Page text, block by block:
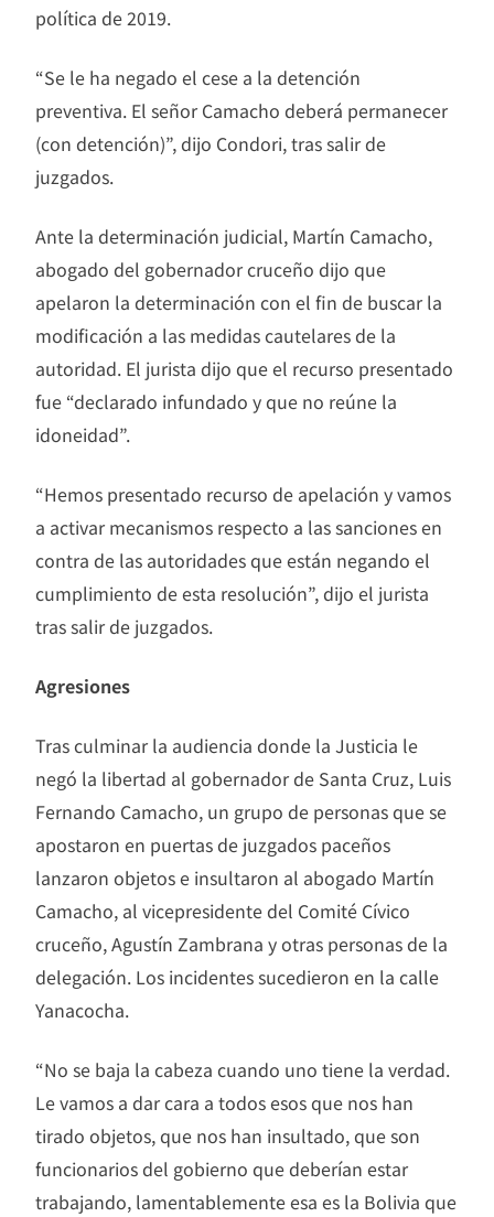
política de 2019.
“Se le ha negado el cese a la detención
preventiva. El señor Camacho deberá permanecer
(con detención)”, dijo Condori, tras salir de
juzgados.
Ante la determinación judicial, Martín Camacho,
abogado del gobernador cruceño dijo que
apelaron la determinación con el fin de buscar la
modificación a las medidas cautelares de la
autoridad. El jurista dijo que el recurso presentado
fue “declarado infundado y que no reúne la
idoneidad”.
“Hemos presentado recurso de apelación y vamos
a activar mecanismos respecto a las sanciones en
contra de las autoridades que están negando el
cumplimiento de esta resolución”, dijo el jurista
tras salir de juzgados.
Agresiones
Tras culminar la audiencia donde la Justicia le
negó la libertad al gobernador de Santa Cruz, Luis
Fernando Camacho, un grupo de personas que se
apostaron en puertas de juzgados paceños
lanzaron objetos e insultaron al abogado Martín
Camacho, al vicepresidente del Comité Cívico
cruceño, Agustín Zambrana y otras personas de la
delegación. Los incidentes sucedieron en la calle
Yanacocha.
“No se baja la cabeza cuando uno tiene la verdad.
Le vamos a dar cara a todos esos que nos han
tirado objetos, que nos han insultado, que son
funcionarios del gobierno que deberían estar
trabajando, lamentablemente esa es la Bolivia que